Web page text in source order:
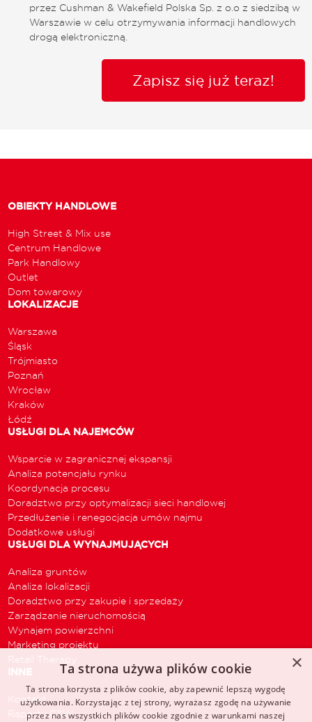
przez Cushman & Wakefield Polska Sp. z o.o z siedzibą w
Warszawie w celu otrzymywania informacji handlowych
drogą elektroniczną.
Zapisz się już teraz!
OBIEKTY HANDLOWE
High Street & Mix use
Centrum Handlowe
Park Handlowy
Outlet
Dom towarowy
LOKALIZACJE
Warszawa
Śląsk
Trójmiasto
Poznań
Wrocław
Kraków
Łódź
USŁUGI DLA NAJEMCÓW
Wsparcie w zagranicznej ekspansji
Analiza potencjału rynku
Koordynacja procesu
Doradztwo przy optymalizacji sieci handlowej
Przedłużenie i renegocjacja umów najmu
Dodatkowe usługi
USŁUGI DLA WYNAJMUJĄCYCH
Analiza gruntów
Analiza lokalizacji
Doradztwo przy zakupie i sprzedaży
Zarządzanie nieruchomością
Wynajem powierzchni
Marketing projektu
Retail Therapy
INNE
Kontakt
Raporty C&W
×
Ta strona używa plików cookie
Ta strona korzysta z plików cookie, aby zapewnić lepszą wygodę
użytkowania. Korzystając z tej strony, wyrażasz zgodę na używanie
przez nas wszystkich plików cookie zgodnie z warunkami naszej